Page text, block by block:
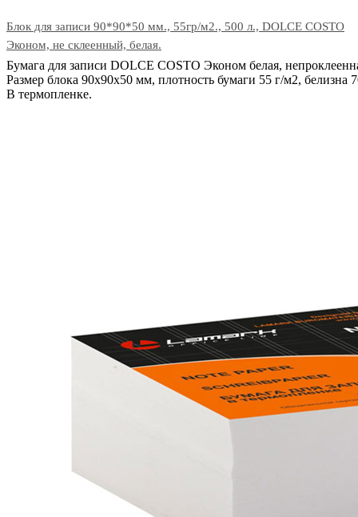
Блок для записи 90*90*50 мм., 55гр/м2., 500 л., DOLCE COSTO
Эконом, не склеенный, белая.
Бумага для записи DOLCE COSTO Эконом белая,
Размер блока 90х90х50 мм, плотность бумаги 55 г/м2, белизна
В термопленке.